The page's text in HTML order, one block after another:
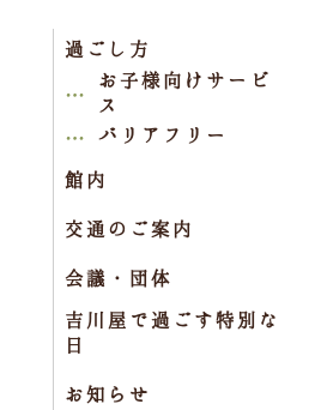
過ごし方
お子様向けサービ
ス
バリアフリー
館内
交通のご案内
会議・団体
吉川屋で過ごす特別な
日
お知らせ